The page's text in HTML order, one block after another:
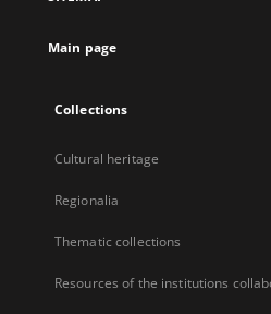
Main page
Collections
Cultural heritage
Regionalia
Thematic collections
Resources of the institutions